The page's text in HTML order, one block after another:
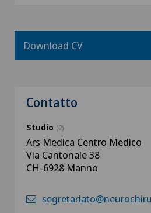
Download CV
Contatto
Studio (2)
Ars Medica Centro Medico
Via Cantonale 38
CH-6928 Manno